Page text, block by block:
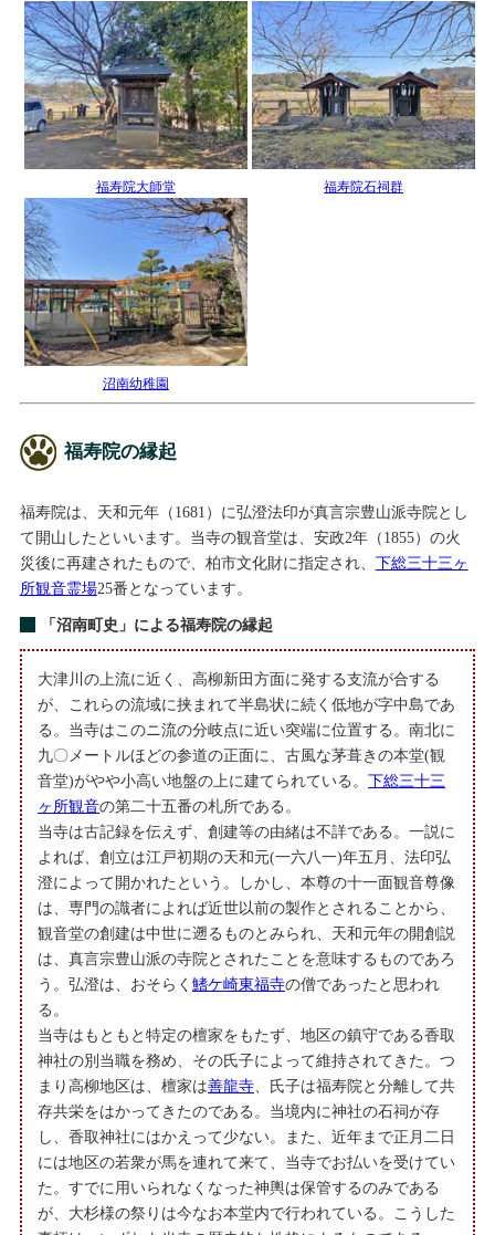
福寿院大師堂 福寿院石祠群
沼南幼稚園
福寿院の縁起
福寿院は、天和元年（1681）に弘澄法印が真言宗豊山派寺院とし
て開山したといいます。当寺の観音堂は、安政2年（1855）の火
災後に再建されたもので、柏市文化財に指定され、 下総三十三ヶ
所観音霊場25番となっています。
「沼南町史」による福寿院の縁起
大津川の上流に近く、高柳新田方面に発する支流が合する
が、これらの流域に挟まれて半島状に続く低地が字中島であ
る。当寺はこのニ流の分岐点に近い突端に位置する。南北に
九〇メートルほどの参道の正面に、古風な茅葺きの本堂(観
音堂)がやや小高い地盤の上に建てられている。下総三十三
ヶ所観音の第二十五番の札所である。
当寺は古記録を伝えず、創建等の由緒は不詳である。一説に
よれば、創立は江戸初期の天和元(一六八一)年五月、法印弘
澄によって開かれたという。しかし、本尊の十一面観音尊像
は、専門の識者によれば近世以前の製作とされることから、
観音堂の創建は中世に遡るものとみられ、天和元年の開創説
は、真言宗豊山派の寺院とされたことを意味するものであろ
う。弘澄は、おそらく鰭ケ崎東福寺の僧であったと思われ
る。
当寺はもともと特定の檀家をもたず、地区の鎮守である香取
神社の別当職を務め、その氏子によって維持されてきた。つ
まり高柳地区は、檀家は善龍寺 、氏子は福寿院と分離して共
存共栄をはかってきたのである。当境内に神社の石祠が存
し、香取神社にはかえって少ない。また、近年まで正月二日
には地区の若衆が馬を連れて来て、当寺でお払いを受けてい
た。すでに用いられなくなった神輿は保管するのみである
が、大杉様の祭りは今なお本堂内で行われている。こうした